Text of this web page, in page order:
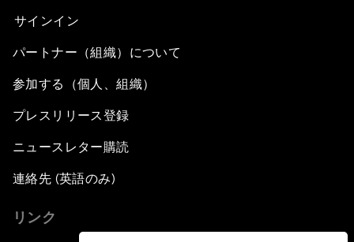
サインイン
パートナー（組織）について
参加する（個人、組織）
プレスリリース登録
ニュースレター購読
連絡先 (英語のみ)
リンク